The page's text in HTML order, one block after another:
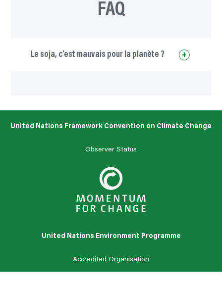
FAQ
Le soja, c’est mauvais pour la planète ?
United Nations Framework Convention on Climate Change
Observer Status
United Nations Environment Programme
Accredited Organisation